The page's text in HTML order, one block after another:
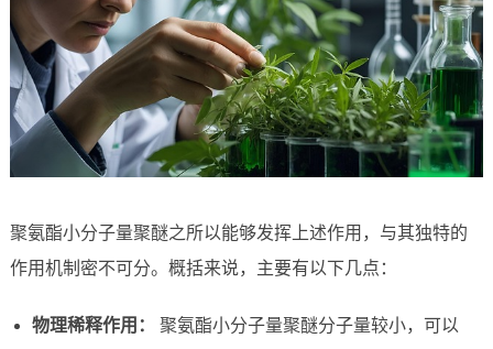
聚氨酯小分子量聚醚之所以能够发挥上述作用，与其独特的
作用机制密不可分。概括来说，主要有以下几点：
物理稀释作用：
聚氨酯小分子量聚醚分子量较小，可以